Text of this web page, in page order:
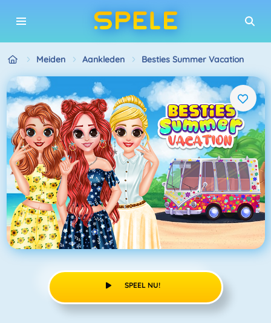
Meiden Aankleden Besties Summer Vacation
SPEEL NU!